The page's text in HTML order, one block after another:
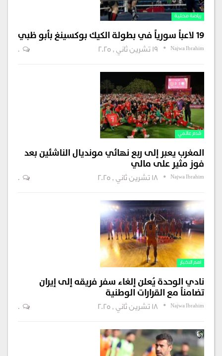
رياضة محلية
19 لاعباً سورياً في بطولة الكيك بوكسينغ بأبو ظبي
Najwa Ibrahim 19 تشرين ثاني , 2025 0
قدم عالمي
المغرب يعبر إلى ربع نهائي مونديال الناشئين بعد
فوز مثير على مالي
Najwa Ibrahim 18 تشرين ثاني , 2025 0
اهم الاخبار
نادي الوحدة يُعلن إلغاء سفر فريقه إلى إيران
تضامناً مع القرارات الوطنية
Najwa Ibrahim 18 تشرين ثاني , 2025 0